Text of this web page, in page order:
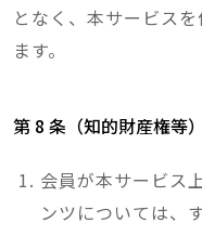
となく、本サービス
ます。
第 8 条（知的財産権等）
会員が本サービス
ンツについては、